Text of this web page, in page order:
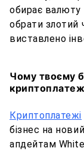
обирає
обрати злотий
виставлено
Чому твоєму
Криптоплатежі
бізнес на
апдейтам